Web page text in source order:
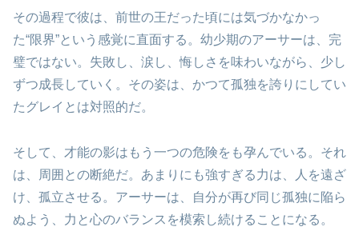
その過程で彼は、前世の王だった頃には気づかなかっ
た“限界”という感覚に直面する。幼少期のアーサーは、完
璧ではない。失敗し、涙し、悔しさを味わいながら、少し
ずつ成長していく。その姿は、かつて孤独を誇りにしてい
たグレイとは対照的だ。
そして、才能の影はもう一つの危険をも孕んでいる。それ
は、周囲との断絶だ。あまりにも強すぎる力は、人を遠ざ
け、孤立させる。アーサーは、自分が再び同じ孤独に陥ら
ぬよう、力と心のバランスを模索し続けることになる。